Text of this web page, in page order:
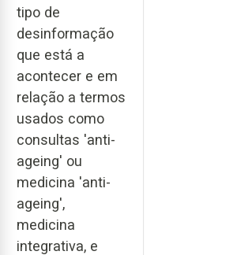
tipo de
desinformação
que está a
acontecer e em
relação a termos
usados como
consultas 'anti-
ageing' ou
medicina 'anti-
ageing',
medicina
integrativa, e